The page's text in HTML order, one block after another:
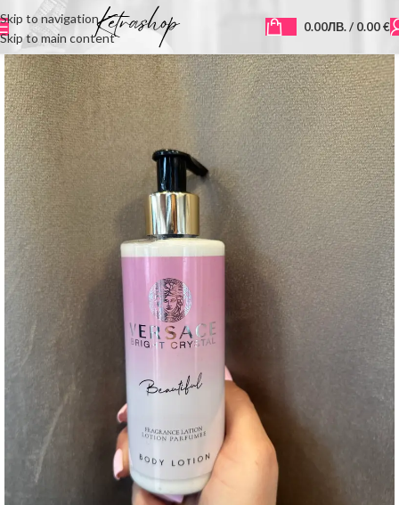
Skip to navigation
Skip to main content
0.00ЛВ./ 0.00 €